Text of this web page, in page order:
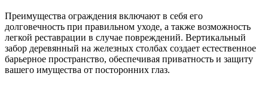
Преимущества ограждения включают в себя его
долговечность при правильном уходе, а также возможность
легкой реставрации в случае повреждений. Вертикальный
забор деревянный на железных столбах создает естественное
барьерное пространство, обеспечивая приватность и защиту
вашего имущества от посторонних глаз.